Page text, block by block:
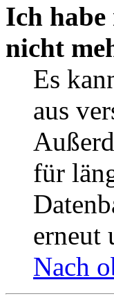
Ich
nicht
Es
aus
für
erneut
Nach